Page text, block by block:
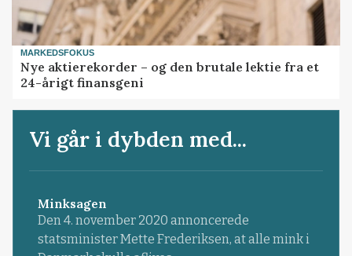
MARKEDSFOKUS
Nye aktierekorder – og den brutale lektie fra et
24-årigt finansgeni
Vi går i dybden med...
Minksagen
Den 4. november 2020 annoncerede
statsminister Mette Frederiksen, at alle mink i